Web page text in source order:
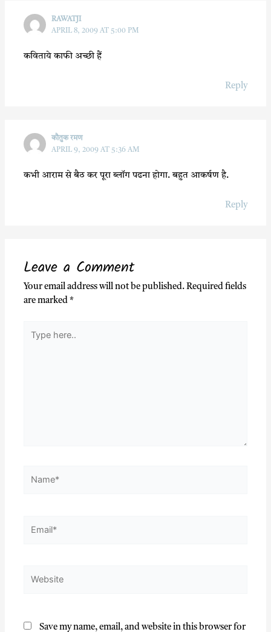
RAWATJI
APRIL 8, 2009 AT 5:00 PM
कविताये काफी अच्छी हैं
Reply
कौतुक रमण
APRIL 9, 2009 AT 5:36 AM
कभी आराम से बैठ कर पूरा ब्लॉग पढना होगा. बहुत आकर्षण है.
Reply
Leave a Comment
Your email address will not be published. Required fields
are marked*
Save my name, email, and website in this browser for